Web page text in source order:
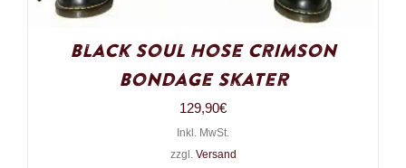
Black Soul Hose Crimson
Bondage Skater
129,90€
Inkl. MwSt.
zzgl. Versand